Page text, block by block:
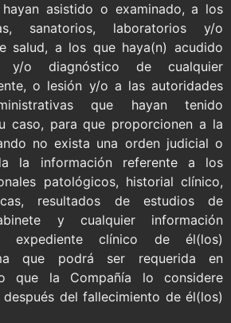
asistido o examinado, a los
sanatorios, laboratorios y/o
salud, a los que haya(n) acudido
y/o diagnóstico de cualquier
o lesión y/o a las autoridades
que hayan tenido
caso, para que proporcionen a la
no exista una orden judicial o
la información referente a los
patológicos, historial clínico,
resultados de estudios de
y cualquier información
expediente clínico de él(los)
que podrá ser requerida en
que la Compañía lo considere
del fallecimiento de él(los)